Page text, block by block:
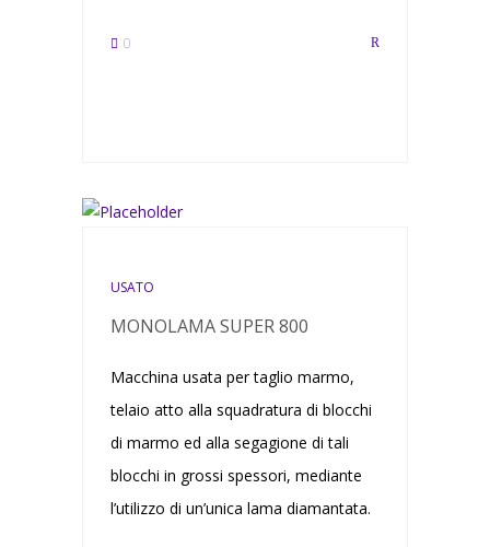
0
USATO
MONOLAMA SUPER 800
Macchina usata per taglio marmo,
telaio atto alla squadratura di blocchi
di marmo ed alla segagione di tali
blocchi in grossi spessori, mediante
l’utilizzo di un’unica lama diamantata.